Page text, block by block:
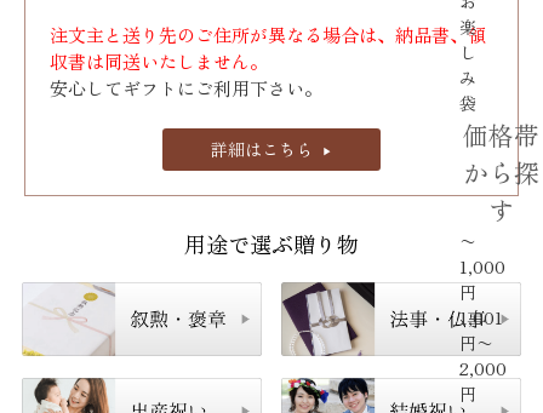
楽
し
み
袋
価格帯
から探
す
〜
1,000
円
1,001
円〜
2,000
円
注文主と送り先のご住所が異なる場合は、納品書、領
収書は同送いたしません。
安心してギフトにご利用下さい。
詳細はこちら
用途で選ぶ贈り物